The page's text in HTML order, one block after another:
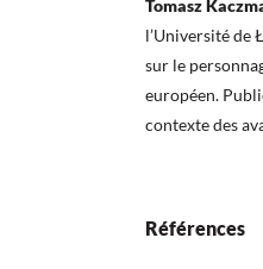
Tomasz
l’Université de
sur le
européen.
contexte des
Références